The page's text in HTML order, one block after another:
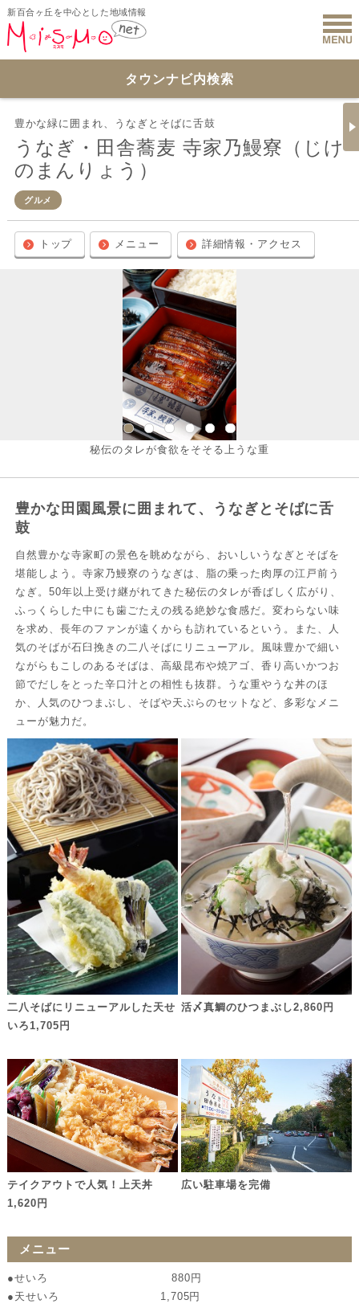
新百合ヶ丘を中心とした地域情報
新百合ヶ
タウンナビ内検索
豊かな緑に囲まれ、うなぎとそばに舌鼓
うなぎ・田舎蕎麦 寺家乃鰻寮（じけ
のまんりょう）
グルメ
トップ メニュー 詳細情報・アクセス
秘伝のタレが食欲をそそる上うな重
豊かな田園風景に囲まれて、うなぎとそばに舌
鼓
自然豊かな寺家町の景色を眺めながら、おいしいうなぎとそばを
堪能しよう。寺家乃鰻寮のうなぎは、脂の乗った肉厚の江戸前う
なぎ。50年以上受け継がれてきた秘伝のタレが香ばしく広がり、
ふっくらした中にも歯ごたえの残る絶妙な食感だ。変わらない味
を求め、長年のファンが遠くからも訪れているという。また、人
気のそばが石臼挽きの二八そばにリニューアル。風味豊かで細い
ながらもこしのあるそばは、高級昆布や焼アゴ、香り高いかつお
節でだしをとった辛口汁との相性も抜群。うな重やうな丼のほ
か、人気のひつまぶし、そばや天ぷらのセットなど、多彩なメニ
ューが魅力だ。
二八そばにリニューアルした天せ
いろ1,705円
活〆真鯛のひつまぶし2,860円
テイクアウトで人気！上天丼
1,620円
広い駐車場を完備
メニュー
●せいろ 880円
●天せいろ 1,705円